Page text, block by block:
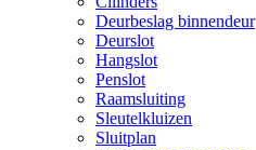
Deurbeslag binnendeur
Deurslot
Hangslot
Penslot
Raamsluiting
Sleutelkluizen
Sluitplan